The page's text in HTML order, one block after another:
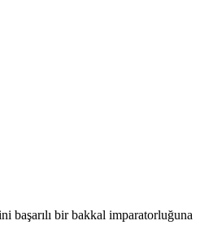
başarılı bir bakkal imparatorluğuna